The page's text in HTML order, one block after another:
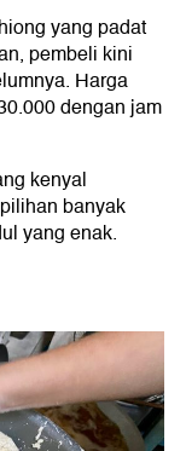
yang padat
pembeli kini
Harga
dengan jam
kenyal
banyak
yang enak.